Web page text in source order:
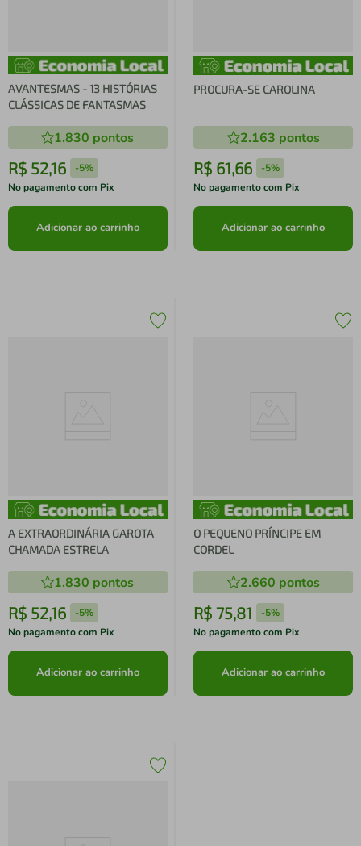
AVANTESMAS - 13 HISTÓRIAS
CLÁSSICAS DE FANTASMAS
1.830 pontos
R$ 52,16 -5%
No pagamento com Pix
Adicionar ao carrinho
PROCURA-SE CAROLINA
2.163 pontos
R$ 61,66 -5%
No pagamento com Pix
Adicionar ao carrinho
A EXTRAORDINÁRIA GAROTA
CHAMADA ESTRELA
1.830 pontos
R$ 52,16 -5%
No pagamento com Pix
Adicionar ao carrinho
O PEQUENO PRÍNCIPE EM
CORDEL
2.660 pontos
R$ 75,81 -5%
No pagamento com Pix
Adicionar ao carrinho